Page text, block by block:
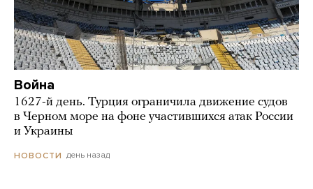
Война
1627-й день. Турция ограничила движение судов
в Черном море на фоне участившихся атак России
и Украины
НОВОСТИ день назад